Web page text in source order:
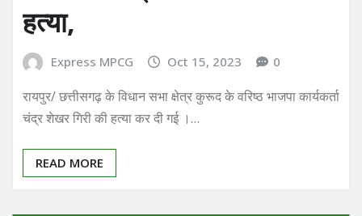
हत्या,
Express MPCG Oct 15, 2023 0
रायपुर/ छत्तीसगढ़ के विधान सभा क्षेत्र कुरूद के वरिष्ठ भाजपा कार्यकर्ता
चंद्र शेखर गिरी की हत्या कर दी गई ।…
READ MORE